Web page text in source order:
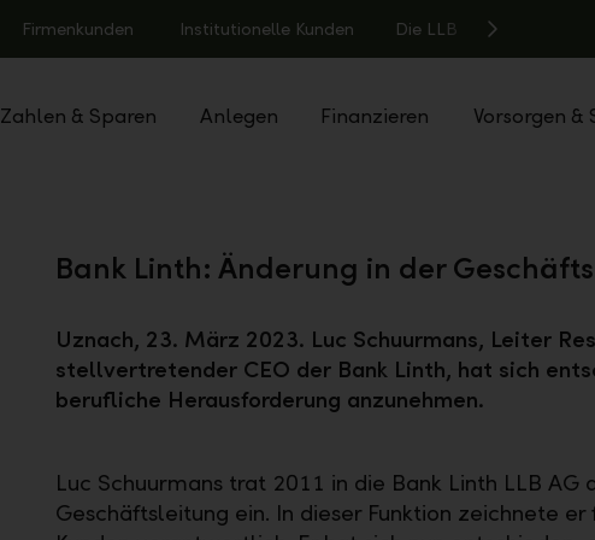
Firmenkunden Institutionelle Kunden Die LLB
Zahlen & Sparen Anlegen Finanzieren Vorsorgen &
Bank Linth: Änderung in der
Uznach, 23. März 2023. Luc Schuurmans, Leiter
stellvertretender CEO der Bank Linth, hat sich
berufliche Herausforderung anzunehmen.
Luc Schuurmans trat 2011 in die Bank Linth LLB
Geschäftsleitung ein. In dieser Funktion zeichnete er